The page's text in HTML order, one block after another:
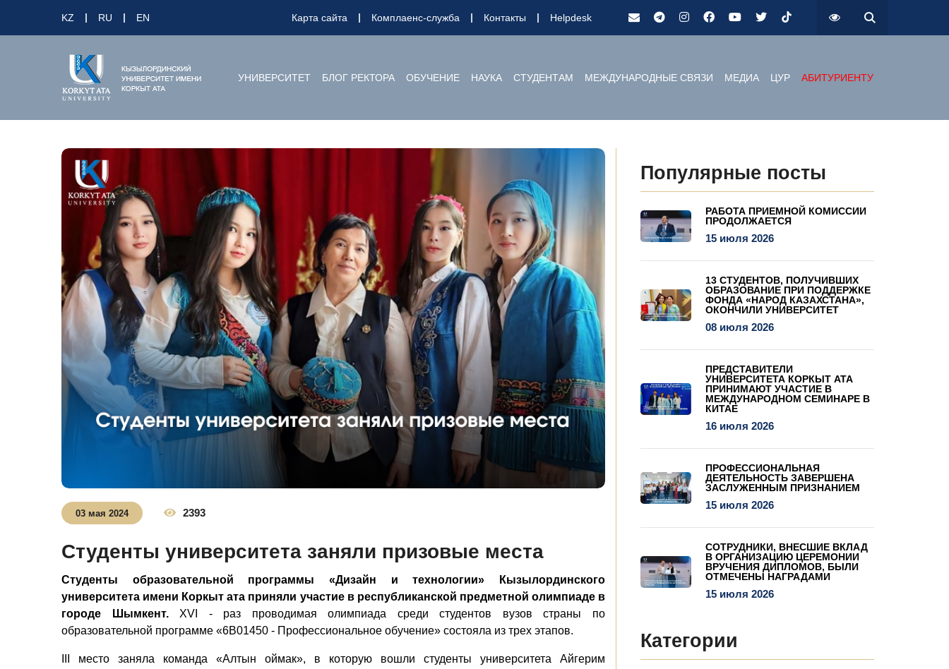
KZ RU EN Карта сайта Комплаенс-служба Контакты Helpdesk
УНИВЕРСИТЕТ БЛОГ РЕКТОРА ОБУЧЕНИЕ НАУКА СТУДЕНТАМ МЕЖДУНАРОДНЫЕ СВЯЗИ МЕДИА ЦУР АБИТУРИЕНТУ
03 мая 2024 2393
Студенты университета заняли призовые места
Студенты образовательной программы «Дизайн и технологии» Кызылординского
университета имени Коркыт ата приняли участие в республиканской предметной олимпиаде в
городе Шымкент.XVI - раз проводимая олимпиада среди студентов вузов страны по
образовательной программе «6В01450 - Профессиональное обучение» состояла из трех этапов.
III место заняла команда «Алтын оймак», в которую вошли студенты университета Айгерим
Популярные посты
РАБОТА ПРИЕМНОЙ КОМИССИИ
ПРОДОЛЖАЕТСЯ
15 июля 2026
13 СТУДЕНТОВ, ПОЛУЧИВШИХ
ОБРАЗОВАНИЕ ПРИ ПОДДЕРЖКЕ
ФОНДА «НАРОД КАЗАХСТАНА»,
ОКОНЧИЛИ УНИВЕРСИТЕТ
08 июля 2026
ПРЕДСТАВИТЕЛИ
УНИВЕРСИТЕТА КОРКЫТ АТА
ПРИНИМАЮТ УЧАСТИЕ В
МЕЖДУНАРОДНОМ СЕМИНАРЕ В
КИТАЕ
16 июля 2026
ПРОФЕССИОНАЛЬНАЯ
ДЕЯТЕЛЬНОСТЬ ЗАВЕРШЕНА
ЗАСЛУЖЕННЫМ ПРИЗНАНИЕМ
15 июля 2026
СОТРУДНИКИ, ВНЕСШИЕ ВКЛАД
В ОРГАНИЗАЦИЮ ЦЕРЕМОНИИ
ВРУЧЕНИЯ ДИПЛОМОВ, БЫЛИ
ОТМЕЧЕНЫ НАГРАДАМИ
15 июля 2026
Категории